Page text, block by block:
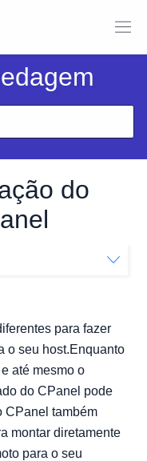
do
para fazer
o seu host.Enquanto
até mesmo o
do CPanel pode
CPanel também
montar diretamente
para o seu